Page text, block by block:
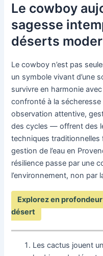
Le cowboy
sagesse
déserts
Le cowboy n’est pas
un symbole vivant d’une
survivre en harmonie
confronté à la
observation attentive,
des cycles — offrent des
techniques traditionnelles
gestion de l’eau en
résilience passe par une
l’environnement, non par
Explorez en
désert
Les cactus jouent